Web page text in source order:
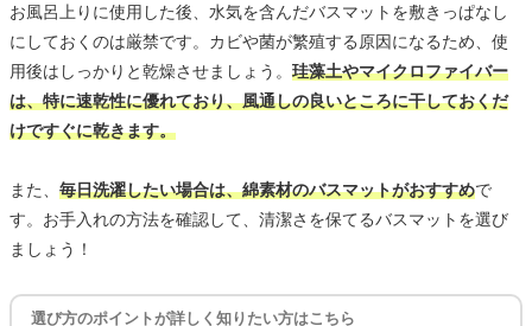
お風呂上りに使用した後、水気を含んだバスマットを敷きっぱなし
にしておくのは厳禁です。カビや菌が繁殖する原因になるため、使
用後はしっかりと乾燥させましょう。 珪藻土やマイクロファイバー
は、特に速乾性に優れており、風通しの良いところに干しておくだ
けですぐに乾きます。
また、 毎日洗濯したい場合は、綿素材のバスマットがおすすめで
す。お手入れの方法を確認して、清潔さを保てるバスマットを選び
ましょう！
選び方のポイントが詳しく知りたい方はこちら